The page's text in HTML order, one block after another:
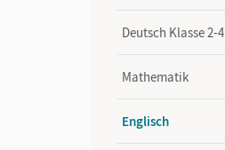
Deutsch Klasse 2-4
Mathematik
Englisch